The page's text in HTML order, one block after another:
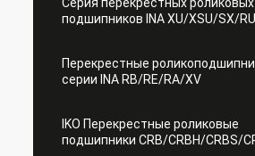
подшипников INA XU/XSU/SX/RU
Перекрестные
серии INA RB/RE/RA/XV
IKO Перекрестные роликовые
подшипники CRB/CRBH/CRBS/